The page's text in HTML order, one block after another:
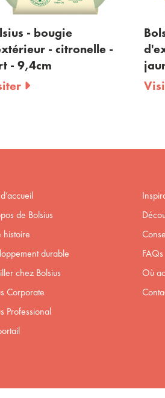
-
Bolsius - bougie
d'extérieur -
jaune - 9,4cm
de Bolsius
durable
chez Bolsius
Corporate
Professional
FAQs
Où